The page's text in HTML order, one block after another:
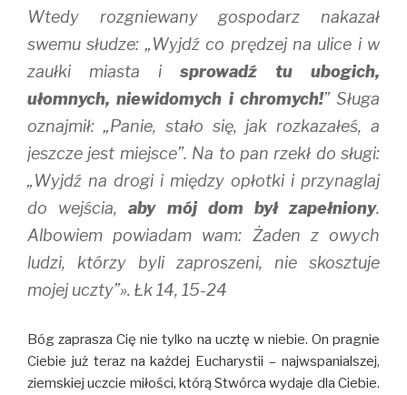
Wtedy rozgniewany gospodarz nakazał
swemu słudze: „Wyjdź co prędzej na ulice i w
zaułki miasta i sprowadź tu ubogich,
ułomnych, niewidomych i chromych!” Sługa
oznajmił: „Panie, stało się, jak rozkazałeś, a
jeszcze jest miejsce”. Na to pan rzekł do sługi:
„Wyjdź na drogi i między opłotki i przynaglaj
do wejścia,aby mój dom był zapełniony.
Albowiem powiadam wam: Żaden z owych
ludzi, którzy byli zaproszeni, nie skosztuje
mojej uczty”». Łk 14, 15-24
Bóg zaprasza Cię nie tylko na ucztę w niebie. On pragnie
Ciebie już teraz na każdej Eucharystii – najwspanialszej,
ziemskiej uczcie miłości, którą Stwórca wydaje dla Ciebie.